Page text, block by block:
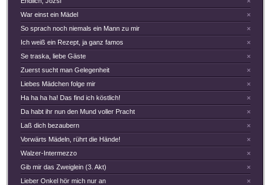
×
War einst ein Mädel
×
So sprach noch niemals ein Mann zu mir
×
Ich weiß ein Rezept, ja ganz famos
×
Se traska, liebe Gäste
×
Zuerst sucht man Gelegenheit
×
Liebes Mädchen folge mir
×
Ha ha ha ha! Das find ich köstlich!
×
Da habt ihr nun den Mund voller Pracht
×
Laß dich bezaubern
×
Vorwärts Mädeln, rührt die Hände!
×
Walzer-Intermezzo
×
Gib mir das Zweiglein (3. Akt)
×
Lieber Onkel hör mich nur an